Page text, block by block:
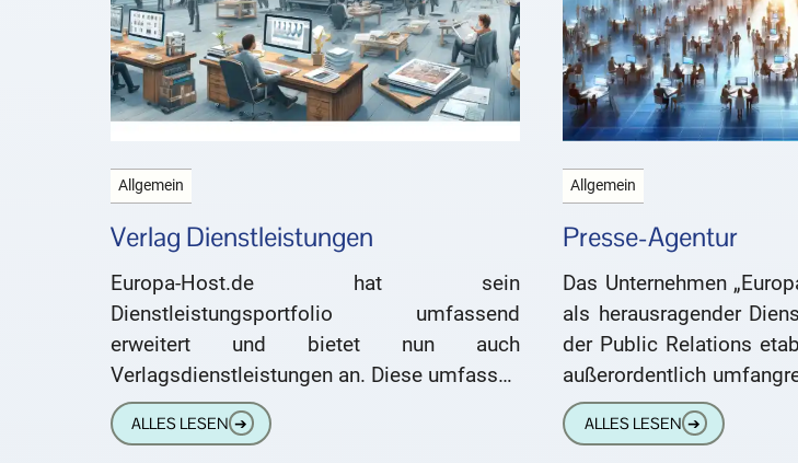
Allgemein
Verlag Dienstleistungen
Europa-Host.de hat sein
Dienstleistungsportfolio umfassend
erweitert und bietet nun auch
Verlagsdienstleistungen an. Diese umfassen
ein breites Spektrum an Services, die es
Peter Wilhelm ermöglichen, seine Werke
ALLES LESEN ➔
Allgemein
Presse-Agentur
Das Unternehmen
als herausragender
der Public Relations
außerordentlich
PR-
hervorzuheben
ALLES LESEN ➔